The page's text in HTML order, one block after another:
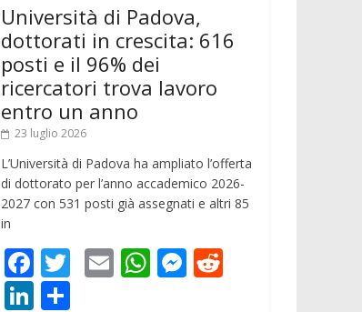
Università di Padova,
dottorati in crescita: 616
posti e il 96% dei
ricercatori trova lavoro
entro un anno
23 luglio 2026
L’Università di Padova ha ampliato l’offerta
di dottorato per l’anno accademico 2026-
2027 con 531 posti già assegnati e altri 85
in
F
ac
T E W M
Li